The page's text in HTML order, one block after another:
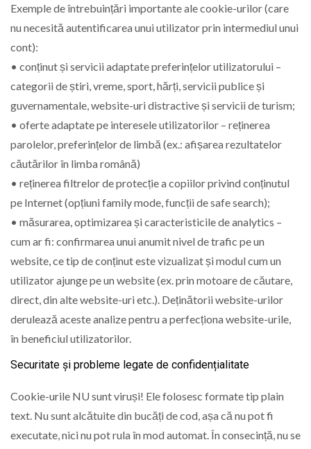
Exemple de întrebuințări importante ale cookie-urilor (care
nu necesită autentificarea unui utilizator prin intermediul unui
cont):
• conținut și servicii adaptate preferințelor utilizatorului –
categorii de știri, vreme, sport, hărți, servicii publice și
guvernamentale, website-uri distractive și servicii de turism;
• oferte adaptate pe interesele utilizatorilor – reținerea
parolelor, preferințelor de limbă (ex.: afișarea rezultatelor
căutărilor în limba română)
• reținerea filtrelor de protecție a copiilor privind conținutul
pe Internet (opțiuni family mode, funcții de safe search);
• măsurarea, optimizarea și caracteristicile de analytics –
cum ar fi: confirmarea unui anumit nivel de trafic pe un
website, ce tip de conținut este vizualizat și modul cum un
utilizator ajunge pe un website (ex. prin motoare de căutare,
direct, din alte website-uri etc.). Deținătorii website-urilor
derulează aceste analize pentru a perfecționa website-urile,
în beneficiul utilizatorilor.
Securitate și probleme legate de confidențialitate
Cookie-urile NU sunt viruși! Ele folosesc formate tip plain
text. Nu sunt alcătuite din bucăți de cod, așa că nu pot fi
executate, nici nu pot rula în mod automat. În consecință, nu se